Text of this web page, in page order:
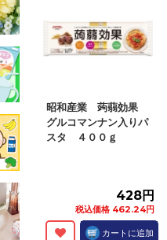
昭和産業 蒟蒻効果
グルコマンナン入りパ
スタ ４００ｇ
428円
税込価格 462.24円
カートに追加